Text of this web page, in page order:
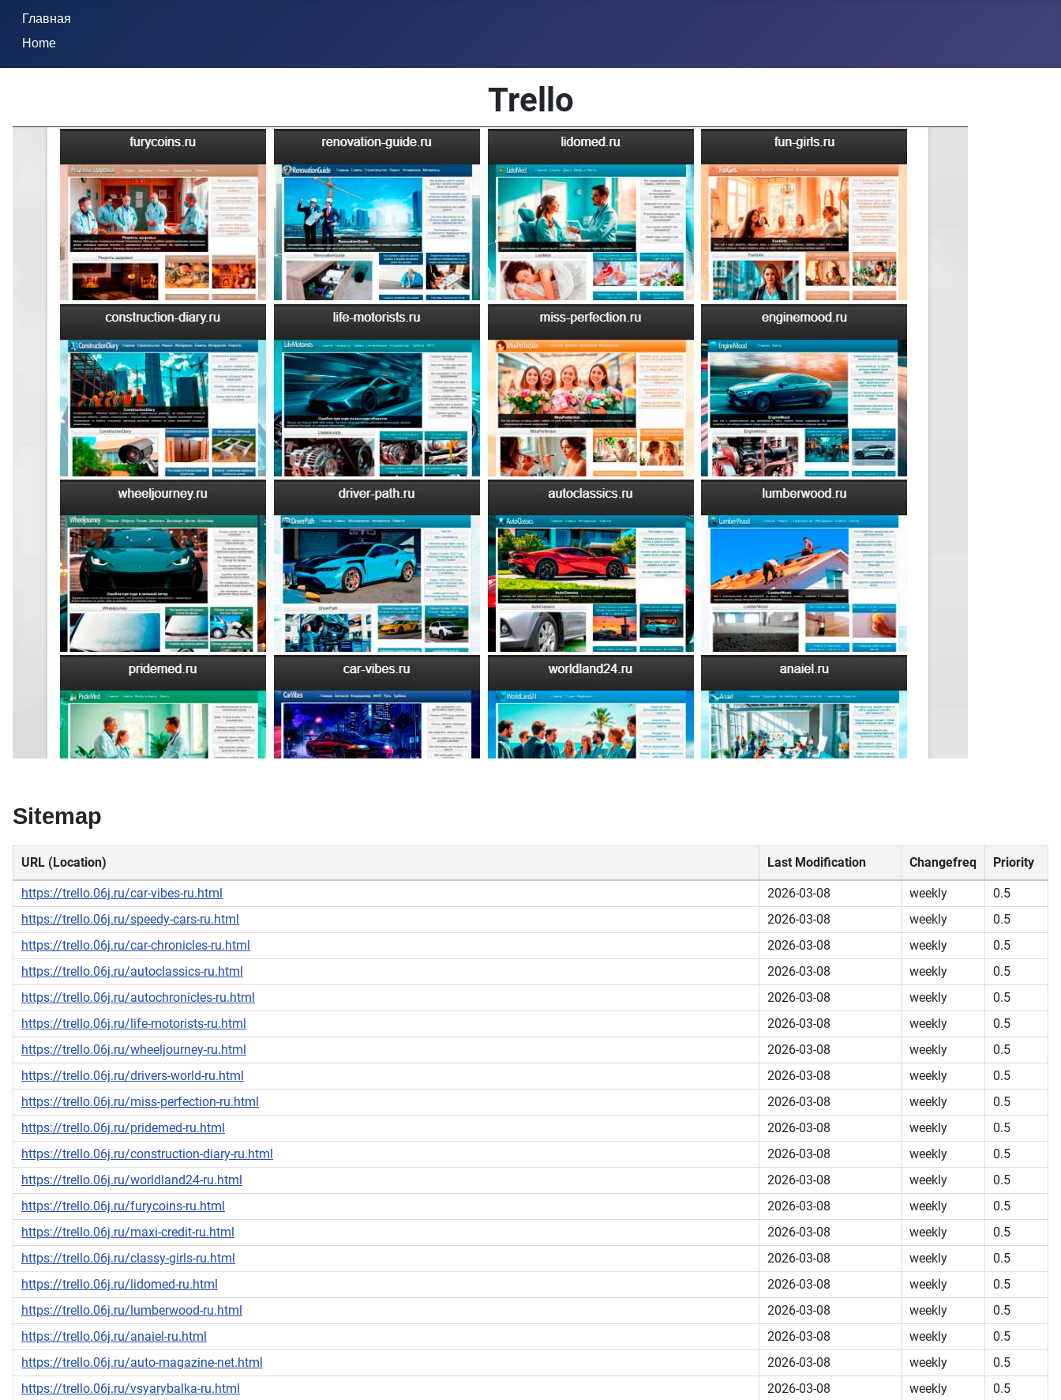
Главная
Home
Trello
Sitemap
URL (Location) Last Modification Changefreq Priority
https://trello.06j.ru/car-vibes-ru.html 2026-03-08 weekly
0.5
https://trello.06j.ru/speedy-cars-ru.html
2026-03-08 weekly
0.5
https://trello.06j.ru/car-chronicles-ru.html
2026-03-08 weekly
0.5
https://trello.06j.ru/autoclassics-ru.html
2026-03-08 weekly
0.5
https://trello.06j.ru/autochronicles-ru.html
2026-03-08 weekly
0.5
https://trello.06j.ru/life-motorists-ru.html
2026-03-08 weekly
0.5
https://trello.06j.ru/wheeljourney-ru.html
2026-03-08 weekly
0.5
https://trello.06j.ru/drivers-world-ru.html
2026-03-08 weekly
0.5
https://trello.06j.ru/miss-perfection-ru.html
2026-03-08 weekly
0.5
https://trello.06j.ru/pridemed-ru.html
2026-03-08 weekly
0.5
https://trello.06j.ru/construction-diary-ru.html
2026-03-08 weekly
0.5
https://trello.06j.ru/worldland24-ru.html
2026-03-08 weekly
0.5
https://trello.06j.ru/furycoins-ru.html
2026-03-08 weekly
0.5
https://trello.06j.ru/maxi-credit-ru.html
2026-03-08 weekly
0.5
https://trello.06j.ru/classy-girls-ru.html
2026-03-08 weekly
0.5
https://trello.06j.ru/lidomed-ru.html
2026-03-08 weekly
0.5
https://trello.06j.ru/lumberwood-ru.html
2026-03-08 weekly
0.5
https://trello.06j.ru/anaiel-ru.html
2026-03-08 weekly
0.5
https://trello.06j.ru/auto-magazine-net.html
2026-03-08 weekly
0.5
https://trello.06j.ru/vsyarybalka-ru.html
2026-03-08 weekly
0.5